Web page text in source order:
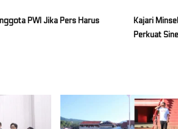
PWI Jika Pers Harus
Kajari
Perkuat